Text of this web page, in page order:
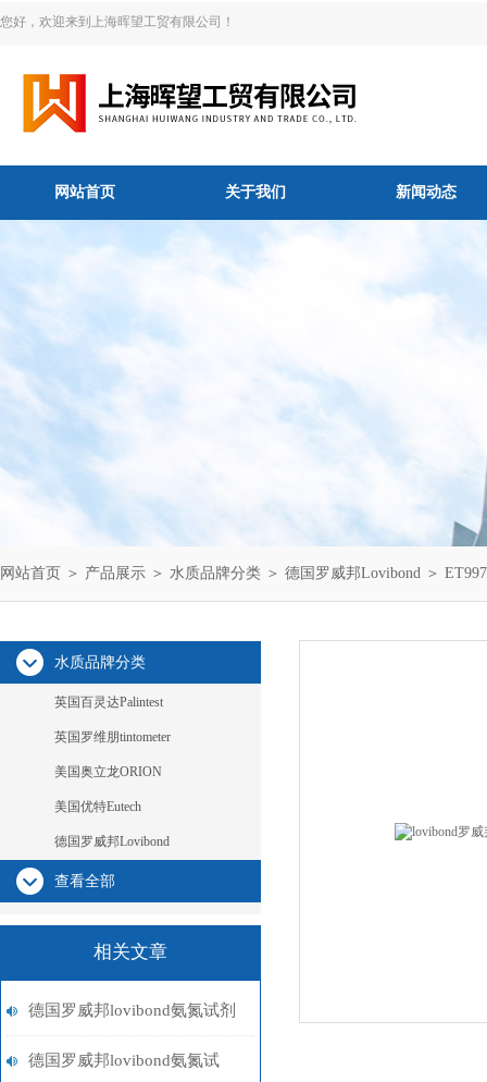
您好，欢迎来到上海晖望工贸有限公司！
网站首页 关于我们 新闻动态
网站首页 ＞ 产品展示 ＞ 水质品牌分类 ＞ 德国罗威邦Lovibond ＞
水质品牌分类
英国百灵达Palintest
英国罗维朋tintometer
美国奥立龙ORION
美国优特Eutech
德国罗威邦Lovibond
查看全部
相关文章
德国罗威邦lovibond氨氮试剂
的储存条件与使用注意事项
德国罗威邦lovibond氨氮试